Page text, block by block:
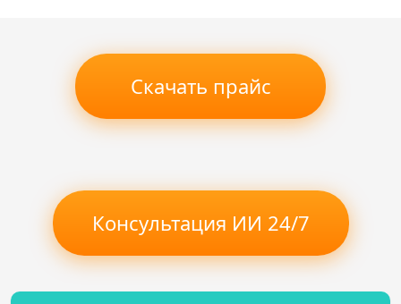
Скачать прайс
Консультация ИИ 24/7